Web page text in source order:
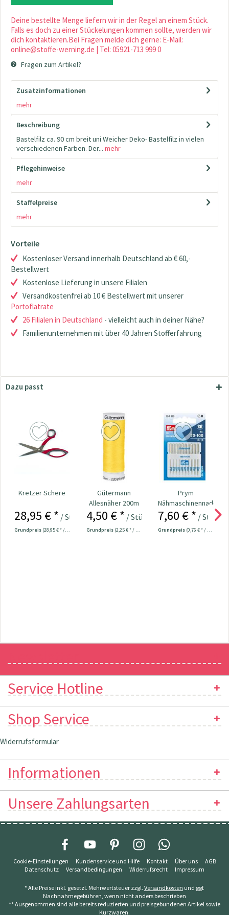
Deine bestellte Menge liefern wir in der Regel an einem Stück.
Falls es doch zu einer Stückelungen kommen sollte, werden wir
dich kontaktieren.Bei Fragen melde dich gerne: E-Mail:
online@stoffe-werning.de | Tel: 05921-713 999 0
Fragen zum Artikel?
Zusatzinformationen
mehr
Beschreibung
Bastelfilz ca. 90 cm breit uni Weicher Deko- Bastelfilz in vielen
verschiedenen Farben. Der... mehr
Pflegehinweise
mehr
Staffelpreise
mehr
Vorteile
Kostenloser Versand innerhalb Deutschland ab € 60,-
Bestellwert
Kostenlose Lieferung in unsere Filialen
Versandkostenfrei ab 10 € Bestellwert mit unserer
Portoflatrate
26 Filialen in Deutschland - vielleicht auch in deiner Nähe?
Familienunternehmen mit über 40 Jahren Stofferfahrung
Dazu passt
Kretzer Schere
28,95 € * / Stück
Grundpreis (28,95 € * / 1 Stück)
Gütermann
Allesnäher 200m
Fb. 106 - dkl. Gelb
4,50 € * / Stück
Grundpreis (2,25 € * / 100 Meter)
Prym
Nähmaschinennadeln
130/705
Universal...
7,60 € * / Stück
Grundpreis (0,76 € * / 1 Stück)
Service Hotline
Shop Service
Widerrufsformular
Informationen
Unsere Zahlungsarten
Cookie-Einstellungen Kundenservice und Hilfe Kontakt Über uns
AGB
Datenschutz
Versandbedingungen Widerrufsrecht Impressum
* Alle Preise inkl. gesetzl. Mehrwertsteuer zzgl. Versandkosten und ggf.
Nachnahmegebühren, wenn nicht anders beschrieben
** Ausgenommen sind alle bereits reduzierten und preisgebundenen Artikel sowie
Kurzwaren.